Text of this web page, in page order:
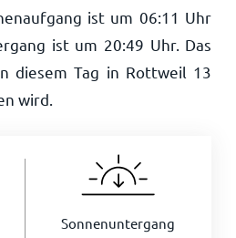
ist um 06:11 Uhr
ist um 20:49 Uhr. Das
diesem Tag in Rottweil 13
wird.
Sonnenuntergang